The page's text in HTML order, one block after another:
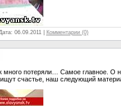
Дата: 06.09.2011 Комментарии (0)
много потеряли… Самое главное. О
счастье, наш следующий